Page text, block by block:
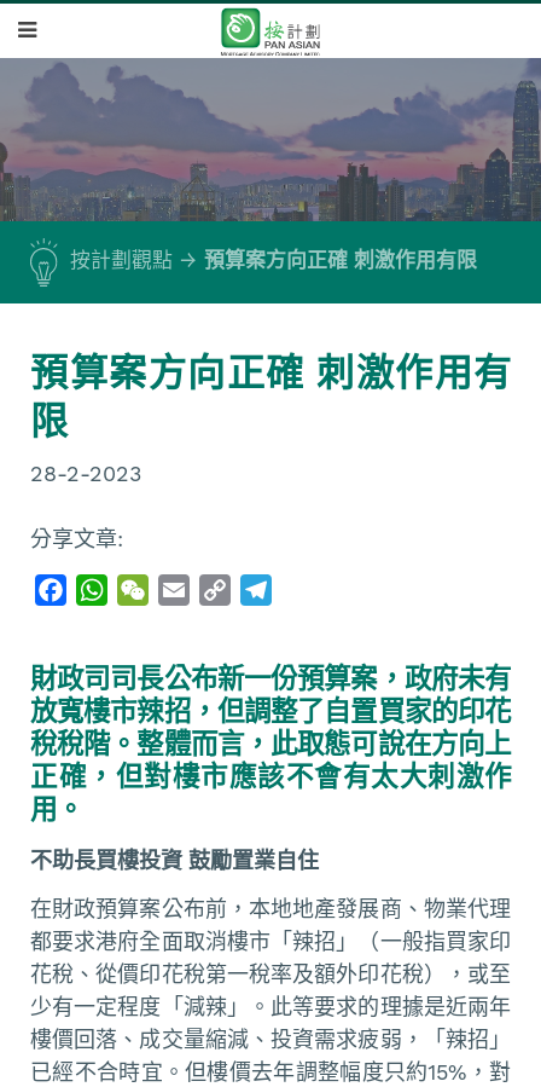
按計劃觀點 預算案方向正確 刺激作用有限
預算案方向正確 刺激作用有
限
28-2-2023
分享文章:
e
b
o
o
k
W
t
s
A
p
W
h
a
t
i
l
y
L
i
n
e
g
r
a
財政司司長公布新一份預算案，政府未有
放寬樓市辣招，但調整了自置買家的印花
稅稅階。整體而言，此取態可說在方向上
正確，但對樓市應該不會有太大刺激作
用。
不助長買樓投資 鼓勵置業自住
在財政預算案公布前，本地地產發展商、物業代理
都要求港府全面取消樓市「辣招」（一般指買家印
花稅、從價印花稅第一稅率及額外印花稅），或至
少有一定程度「減辣」。此等要求的理據是近兩年
樓價回落、成交量縮減、投資需求疲弱，「辣招」
已經不合時宜。但樓價去年調整幅度只約15%，對